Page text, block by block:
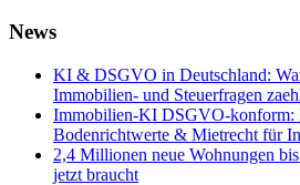
News
KI & DSGVO in Deutschland:
Immobilien- und Steuerfragen
Immobilien-KI DSGVO-konform:
Bodenrichtwerte & Mietrecht für
2,4 Millionen neue Wohnungen
jetzt braucht